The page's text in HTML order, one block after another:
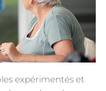
expérimentés et